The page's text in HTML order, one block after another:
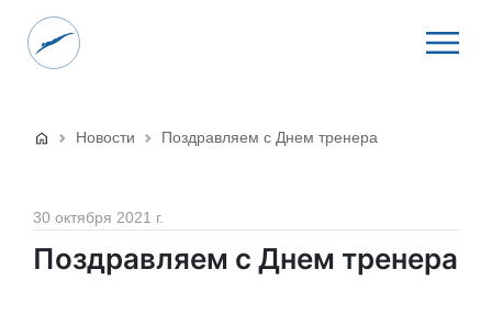
Новости Поздравляем с Днем тренера
30 октября 2021 г.
Поздравляем с Днем тренера